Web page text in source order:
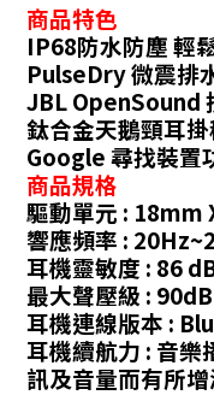
商品特色
IP68防水防塵 輕
PulseDry 微震排
JBL OpenSound
鈦合金天鵝頸耳
Google 尋找裝置
商品規格
驅動單元 : 18mm
響應頻率 :
耳機靈敏度 : 86
最大聲壓級 : 90dB
耳機連線版本 :
耳機續航力 : 音樂
訊及音量而有所